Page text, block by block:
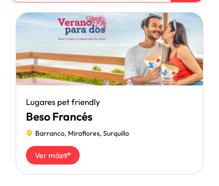
Lugares pet friendly
Beso Francés
Barranco, Miraflores, Surquillo
Ver más